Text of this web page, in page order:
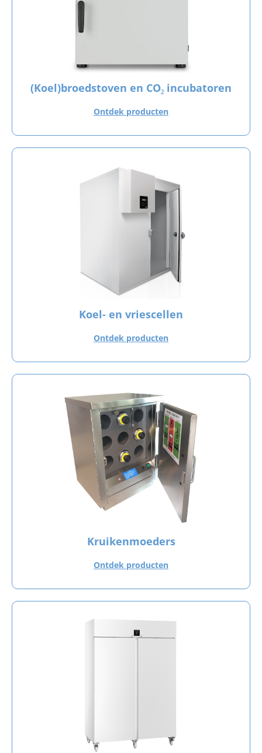
(Koel)broedstoven en CO₂ incubatoren
Ontdek producten
Koel- en vriescellen
Ontdek producten
Kruikenmoeders
Ontdek producten